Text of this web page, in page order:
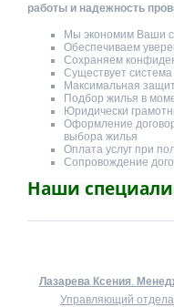
работы и надежность
Мы экономим Ваши
Обеспечиваем
Сохраняем
Существует
Максимальная
Подбор жилья в
Юридически
Оформление
выбора жилья
Оплата услуг при
Сопровождение
Наши
Лазарева Ксения
Управляющий отдела